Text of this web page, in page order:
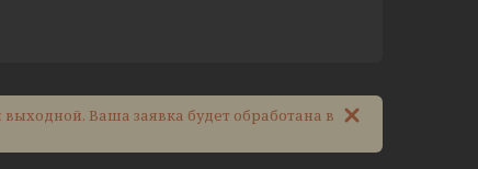
Ваша заявка будет обработана в